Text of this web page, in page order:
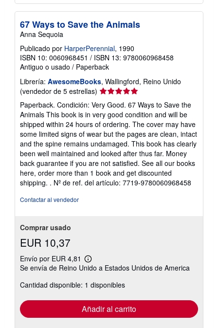
67 Ways to Save the Animals
Anna Sequoia
Publicado por HarperPerennial, 1990
ISBN 10: 0060968451 / ISBN 13: 9780060968458
Antiguo o usado / Paperback
Librería: AwesomeBooks, Wallingford, Reino Unido
(vendedor de 5 estrellas) Calificación
vendedor:
5
de
5
estrellas
Paperback. Condición: Very Good. 67 Ways to Save the
Animals This book is in very good condition and will be
shipped within 24 hours of ordering. The cover may have
some limited signs of wear but the pages are clean, intact
and the spine remains undamaged. This book has clearly
been well maintained and looked after thus far. Money
back guarantee if you are not satisfied. See all our books
here, order more than 1 book and get discounted
shipping. . Nº de ref. del artículo: 7719-9780060968458
Contactar al vendedor
Comprar usado
EUR 10,37
Envío por EUR 4,81
Más
información
las
tarifas
envío
Se envía de Reino Unido a Estados Unidos de America
Cantidad disponible: 1 disponibles
Añadir al carrito